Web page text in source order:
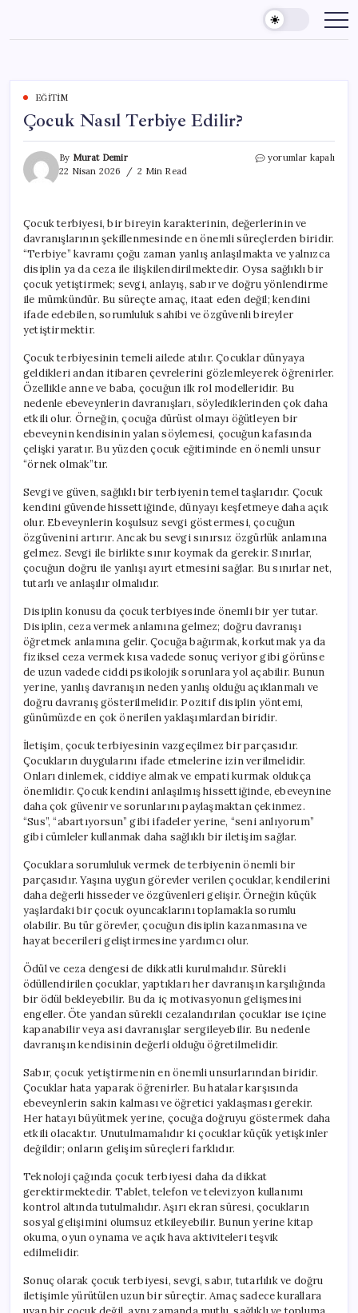
content
EĞITIM
Çocuk Nasıl Terbiye Edilir?
By Murat Demir
22 Nisan 2026
2 Min Read
Çocuk
yorumlar kapalı
Çocuk terbiyesi, bir bireyin karakterinin, değerlerinin ve
davranışlarının şekillenmesinde en önemli süreçlerden biridir.
“Terbiye” kavramı çoğu zaman yanlış anlaşılmakta ve yalnızca
disiplin ya da ceza ile ilişkilendirilmektedir. Oysa sağlıklı bir
çocuk yetiştirmek; sevgi, anlayış, sabır ve doğru yönlendirme
ile mümkündür. Bu süreçte amaç, itaat eden değil; kendini
ifade edebilen, sorumluluk sahibi ve özgüvenli bireyler
yetiştirmektir.
Çocuk terbiyesinin temeli ailede atılır. Çocuklar dünyaya
geldikleri andan itibaren çevrelerini gözlemleyerek öğrenirler.
Özellikle anne ve baba, çocuğun ilk rol modelleridir. Bu
nedenle ebeveynlerin davranışları, söylediklerinden çok daha
etkili olur. Örneğin, çocuğa dürüst olmayı öğütleyen bir
ebeveynin kendisinin yalan söylemesi, çocuğun kafasında
çelişki yaratır. Bu yüzden çocuk eğitiminde en önemli unsur
“örnek olmak”tır.
Sevgi ve güven, sağlıklı bir terbiyenin temel taşlarıdır. Çocuk
kendini güvende hissettiğinde, dünyayı keşfetmeye daha açık
olur. Ebeveynlerin koşulsuz sevgi göstermesi, çocuğun
özgüvenini artırır. Ancak bu sevgi sınırsız özgürlük anlamına
gelmez. Sevgi ile birlikte sınır koymak da gerekir. Sınırlar,
çocuğun doğru ile yanlışı ayırt etmesini sağlar. Bu sınırlar net,
tutarlı ve anlaşılır olmalıdır.
Disiplin konusu da çocuk terbiyesinde önemli bir yer tutar.
Disiplin, ceza vermek anlamına gelmez; doğru davranışı
öğretmek anlamına gelir. Çocuğa bağırmak, korkutmak ya da
fiziksel ceza vermek kısa vadede sonuç veriyor gibi görünse
de uzun vadede ciddi psikolojik sorunlara yol açabilir. Bunun
yerine, yanlış davranışın neden yanlış olduğu açıklanmalı ve
doğru davranış gösterilmelidir. Pozitif disiplin yöntemi,
günümüzde en çok önerilen yaklaşımlardan biridir.
İletişim, çocuk terbiyesinin vazgeçilmez bir parçasıdır.
Çocukların duygularını ifade etmelerine izin verilmelidir.
Onları dinlemek, ciddiye almak ve empati kurmak oldukça
önemlidir. Çocuk kendini anlaşılmış hissettiğinde, ebeveynine
daha çok güvenir ve sorunlarını paylaşmaktan çekinmez.
“Sus”, “abartıyorsun” gibi ifadeler yerine, “seni anlıyorum”
gibi cümleler kullanmak daha sağlıklı bir iletişim sağlar.
Çocuklara sorumluluk vermek de terbiyenin önemli bir
parçasıdır. Yaşına uygun görevler verilen çocuklar, kendilerini
daha değerli hisseder ve özgüvenleri gelişir. Örneğin küçük
yaşlardaki bir çocuk oyuncaklarını toplamakla sorumlu
olabilir. Bu tür görevler, çocuğun disiplin kazanmasına ve
hayat becerileri geliştirmesine yardımcı olur.
Ödül ve ceza dengesi de dikkatli kurulmalıdır. Sürekli
ödüllendirilen çocuklar, yaptıkları her davranışın karşılığında
bir ödül bekleyebilir. Bu da iç motivasyonun gelişmesini
engeller. Öte yandan sürekli cezalandırılan çocuklar ise içine
kapanabilir veya asi davranışlar sergileyebilir. Bu nedenle
davranışın kendisinin değerli olduğu öğretilmelidir.
Sabır, çocuk yetiştirmenin en önemli unsurlarından biridir.
Çocuklar hata yaparak öğrenirler. Bu hatalar karşısında
ebeveynlerin sakin kalması ve öğretici yaklaşması gerekir.
Her hatayı büyütmek yerine, çocuğa doğruyu göstermek daha
etkili olacaktır. Unutulmamalıdır ki çocuklar küçük yetişkinler
değildir; onların gelişim süreçleri farklıdır.
Teknoloji çağında çocuk terbiyesi daha da dikkat
gerektirmektedir. Tablet, telefon ve televizyon kullanımı
kontrol altında tutulmalıdır. Aşırı ekran süresi, çocukların
sosyal gelişimini olumsuz etkileyebilir. Bunun yerine kitap
okuma, oyun oynama ve açık hava aktiviteleri teşvik
edilmelidir.
Sonuç olarak çocuk terbiyesi, sevgi, sabır, tutarlılık ve doğru
iletişimle yürütülen uzun bir süreçtir. Amaç sadece kurallara